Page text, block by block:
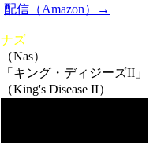
配信（Amazon）→
ナズ
（Nas）
「キング・ディジーズII」
（King's Disease II）